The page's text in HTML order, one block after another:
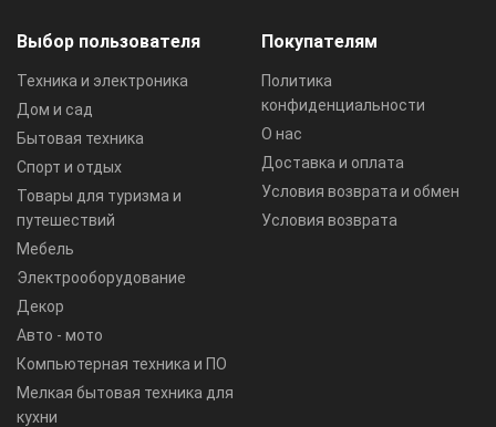
Выбор пользователя
Техника и электроника
Дом и сад
Бытовая техника
Спорт и отдых
Товары для туризма и
путешествий
Мебель
Электрооборудование
Декор
Авто - мото
Компьютерная техника и ПО
Мелкая бытовая техника для
кухни
Покупателям
Политика
конфиденциальности
О нас
Доставка и оплата
Условия возврата и обмен
Условия возврата